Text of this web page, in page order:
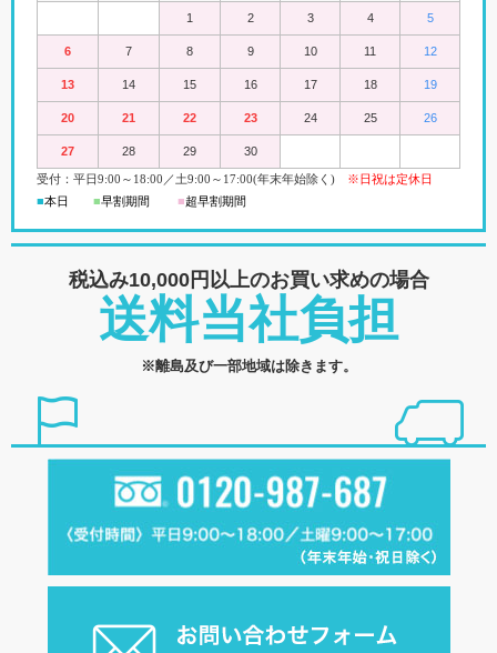
1 2 3 4 5
6 7 8 9 10 11 12
13 14 15 16 17 18 19
20 21 22 23 24 25 26
27 28 29 30
受付：平日9:00 ～18:00 ／ 土9:00 ～ 17:00(年末年始除く) ※日祝は定休日
■本日 ■早割期間 ■超早割期間
税込み10,000円以上のお買い求めの場合
送料当社負担
※離島及び一部地域は除きます。